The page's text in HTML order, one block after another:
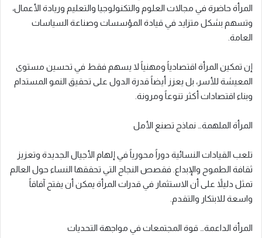
المرأة حاضرة في مجالات العلوم والتكنولوجيا والتعليم وريادة الأعمال،
وتسهم بشكل متزايد في قيادة المؤسسات وصناعة السياسات
العامة.
إن تمكين المرأة اقتصادياً ومهنياً لا يسهم فقط في تحسين مستوى
المعيشة للأسر، بل يعزز أيضاً قدرة الدول على تحقيق النمو المستدام
وبناء اقتصادات أكثر تنوعاً ومرونة.
المرأة الملهمة… نماذج تصنع الأمل
تلعب القيادات النسائية دوراً محورياً في إلهام الأجيال الجديدة وتعزيز
ثقافة الطموح والإبداع. فقصص النجاح التي تحققها النساء حول العالم
تمثل دليلاً على أن الاستثمار في قدرات المرأة يمكن أن يفتح آفاقاً
واسعة للابتكار والتقدم.
المرأة الداعمة… قوة المجتمعات في مواجهة التحديات